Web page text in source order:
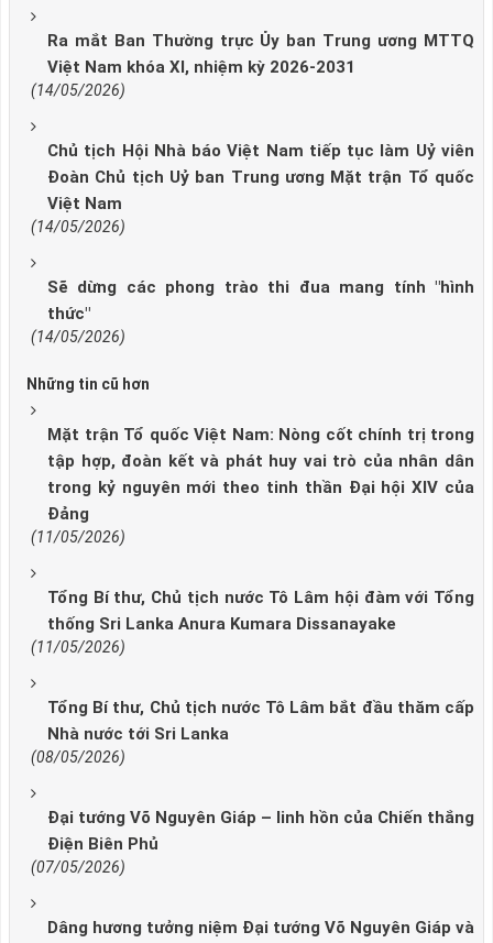
Ra mắt Ban Thường trực Ủy ban Trung ương MTTQ
Việt Nam khóa XI, nhiệm kỳ 2026-2031
(14/05/2026)
Chủ tịch Hội Nhà báo Việt Nam tiếp tục làm Uỷ viên
Đoàn Chủ tịch Uỷ ban Trung ương Mặt trận Tổ quốc
Việt Nam
(14/05/2026)
Sẽ dừng các phong trào thi đua mang tính "hình
thức"
(14/05/2026)
Những tin cũ hơn
Mặt trận Tổ quốc Việt Nam: Nòng cốt chính trị trong
tập hợp, đoàn kết và phát huy vai trò của nhân dân
trong kỷ nguyên mới theo tinh thần Đại hội XIV của
Đảng
(11/05/2026)
Tổng Bí thư, Chủ tịch nước Tô Lâm hội đàm với Tổng
thống Sri Lanka Anura Kumara Dissanayake
(11/05/2026)
Tổng Bí thư, Chủ tịch nước Tô Lâm bắt đầu thăm cấp
Nhà nước tới Sri Lanka
(08/05/2026)
Đại tướng Võ Nguyên Giáp – linh hồn của Chiến thắng
Điện Biên Phủ
(07/05/2026)
Dâng hương tưởng niệm Đại tướng Võ Nguyên Giáp và